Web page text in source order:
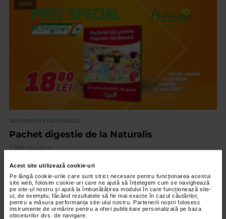
Acest site utilizează cookie-uri
Pe lângă cookie-urile care sunt strict necesare pentru funcționarea acestui
site web, folosim cookie-uri care ne ajută să înțelegem cum se navighează
pe site-ul nostru și ajută la îmbunătățirea modului în care funcționează site-
ul, de exemplu, făcând rezultatele să fie mai exacte în cazul căutărilor,
pentru a măsura performanța site-ului nostru. Partenerii noștri folosesc
instrumente de urmărire pentru a oferi publicitate personalizată pe baza
obiceiurilor dvs. de navigare.
VIDEO
SUPLIMENTE NATURALIS
Pachet digestie de la Naturalis
7.806 vizualizari
VIDEO